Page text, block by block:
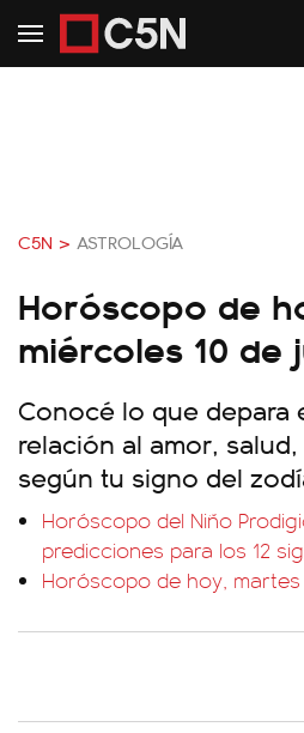
C5N > ASTROLOGÍA
Horóscopo de
miércoles 10 de
Conocé lo que
relación al amor,
según tu signo del
Horóscopo del Niño
predicciones para los 12
Horóscopo de hoy,